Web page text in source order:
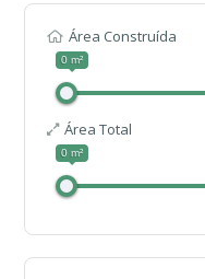
Área Construída
0 m²
Área Total
0 m²